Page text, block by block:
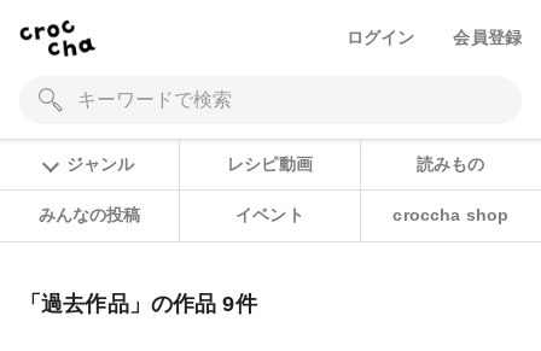
ログイン 会員登録
ジャンル レシピ動画 読みもの
みんなの投稿 イベント croccha shop
「過去作品」の作品 9件